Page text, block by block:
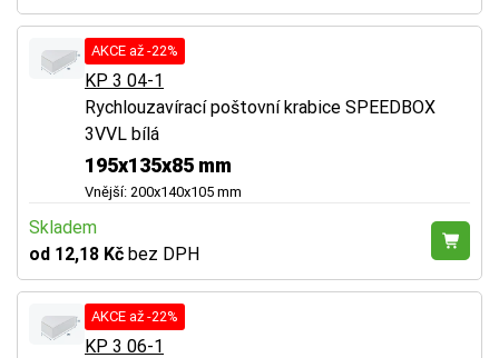
AKCE až -22%
KP 3 04-1
Rychlouzavírací poštovní krabice SPEEDBOX
3VVL bílá
195x135x85 mm
Vnější: 200x140x105 mm
Skladem
od 12,18 Kč bez DPH
AKCE až -22%
KP 3 06-1